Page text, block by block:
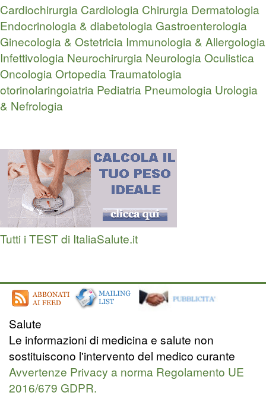
Cardiochirurgia Cardiologia Chirurgia Dermatologia
Endocrinologia & diabetologia Gastroenterologia
Ginecologia & Ostetricia Immunologia & Allergologia
Infettivologia Neurochirurgia NeurologiaOculistica
OncologiaOrtopedia Traumatologia
otorinolaringoiatria Pediatria Pneumologia Urologia
& Nefrologia
Tutti i TEST di ItaliaSalute.it
Salute
Le informazioni di medicina e salute non
sostituiscono l'intervento del medico curante
Avvertenze Privacy a norma Regolamento UE
2016/679 GDPR.